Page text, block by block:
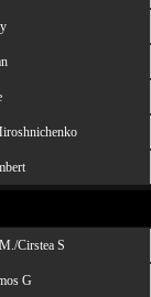
Cirstea S.
G.